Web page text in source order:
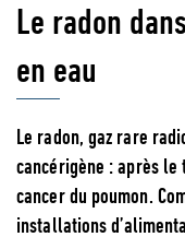
Le radon
en eau
Le radon, gaz rare
cancérigène : après
cancer du poumon.
installations